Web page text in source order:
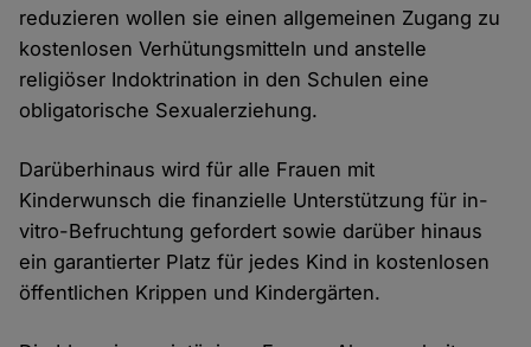
reduzieren wollen sie einen allgemeinen Zugang zu
kostenlosen Verhütungsmitteln und anstelle
religiöser Indoktrination in den Schulen eine
obligatorische Sexualerziehung.
Darüberhinaus wird für alle Frauen mit
Kinderwunsch die finanzielle Unterstützung für in-
vitro-Befruchtung gefordert sowie darüber hinaus
ein garantierter Platz für jedes Kind in kostenlosen
öffentlichen Krippen und Kindergärten.